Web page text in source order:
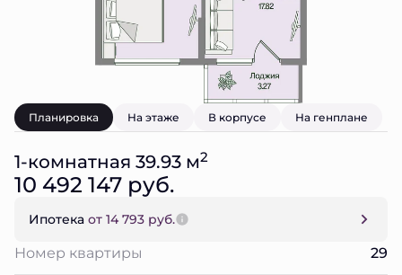
Планировка На этаже В корпусе На генплане
1-комнатная 39.93 м2
10 492 147 руб.
Ипотека от 14 793 руб.
Номер квартиры 29